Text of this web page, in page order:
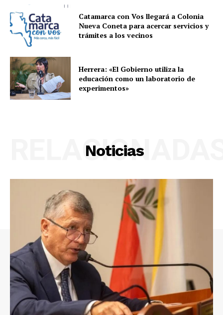
Catamarca con Vos llegará a Colonia
Nueva Coneta para acercar servicios y
trámites a los vecinos
Herrera: «El Gobierno utiliza la
educación como un laboratorio de
experimentos»
Noticias